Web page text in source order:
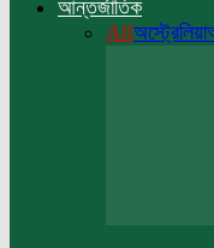
আন্তর্জাতিক
Allঅস্ট্রেলিয়া